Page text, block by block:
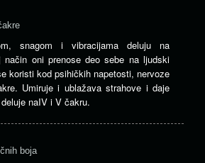
snagom i vibracijama deluju na
oni prenose deo sebe na ljudski
koristi kod psihičkih napetosti, nervoze
Umiruje i ublažava strahove i daje
naIV i V čakru.
boja